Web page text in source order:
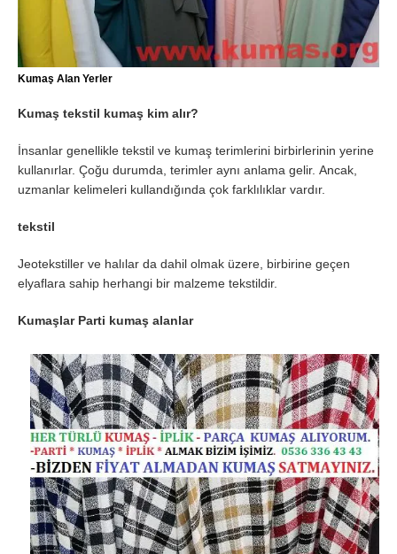
Kumaş Alan Yerler
Kumaş tekstil kumaş kim alır?
İnsanlar genellikle tekstil ve kumaş terimlerini birbirlerinin yerine
kullanırlar. Çoğu durumda, terimler aynı anlama gelir. Ancak,
uzmanlar kelimeleri kullandığında çok farklılıklar vardır.
tekstil
Jeotekstiller ve halılar da dahil olmak üzere, birbirine geçen
elyaflara sahip herhangi bir malzeme tekstildir.
Kumaşlar Parti kumaş alanlar